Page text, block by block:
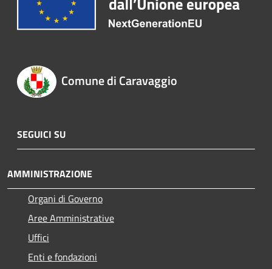
Comune di Caravaggio
SEGUICI SU
AMMINISTRAZIONE
Organi di Governo
Aree Amministrative
Uffici
Enti e fondazioni